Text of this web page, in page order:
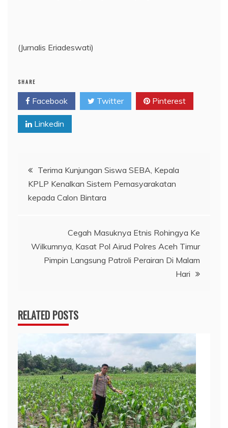
(Jurnalis Eriadeswati)
SHARE
Facebook Twitter Pinterest
Linkedin
Navigasi
pos
Terima Kunjungan Siswa SEBA, Kepala
KPLP Kenalkan Sistem Pemasyarakatan
kepada Calon Bintara
Cegah Masuknya Etnis Rohingya Ke
Wilkumnya, Kasat Pol Airud Polres Aceh Timur
Pimpin Langsung Patroli Perairan Di Malam
Hari
RELATED POSTS